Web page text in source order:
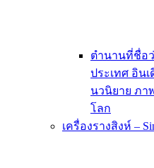
ตำนานที่ชื่อว่
ประเทศ อิน
นวนิยาย ภา
โลก
เครื่องรางสิงห์ –